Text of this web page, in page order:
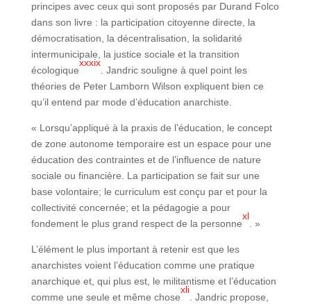
principes avec ceux qui sont proposés par Durand Folco
dans son livre : la participation citoyenne directe, la
démocratisation, la décentralisation, la solidarité
intermunicipale, la justice sociale et la transition
écologique
xxxix
. Jandric souligne à quel point les
théories de Peter Lamborn Wilson expliquent bien ce
qu’il entend par mode d’éducation anarchiste.
« Lorsqu’appliqué à la praxis de l’éducation, le concept
de zone autonome temporaire est un espace pour une
éducation des contraintes et de l’influence de nature
sociale ou financière. La participation se fait sur une
base volontaire; le curriculum est conçu par et pour la
collectivité concernée; et la pédagogie a pour
fondement le plus grand respect de la personne
xl
. »
L’élément le plus important à retenir est que les
anarchistes voient l’éducation comme une pratique
anarchique et, qui plus est, le militantisme et l’éducation
comme une seule et même chose
xli
. Jandric propose,